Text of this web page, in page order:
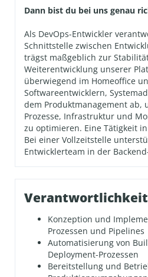
Dann bist du bei uns genau
Als DevOps-Entwickler
Schnittstelle zwischen
trägst maßgeblich zur
Weiterentwicklung unserer
überwiegend im Homeoffice
Softwareentwicklern,
dem Produktmanagement ab,
Prozesse, Infrastruktur und
zu optimieren. Eine Tätigkeit
Bei einer Vollzeitstelle
Entwicklerteam in der
Konzeption und
Prozessen und Pipelines
Automatisierung von
Deployment-Prozessen
Bereitstellung und